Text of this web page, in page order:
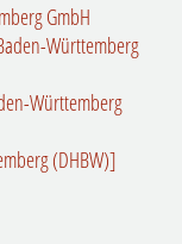
GmbH
Württemberg
Württemberg
(DHBW)]